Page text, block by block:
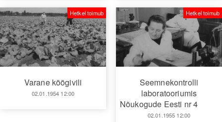
Varane köögivili
02.01.1954 12:00
Hetkel toimub
Seemnekontrolli
laboratooriumis
Nõukogude Eesti nr 4
02.01.1955 12:00
Hetkel toimub